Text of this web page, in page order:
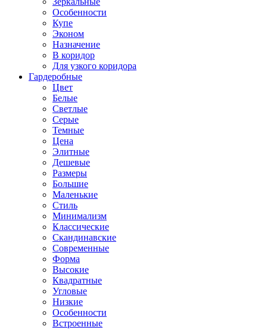
Особенности
Купе
Эконом
Назначение
В коридор
Для узкого коридора
Гардеробные
Цвет
Белые
Светлые
Серые
Темные
Цена
Элитные
Дешевые
Размеры
Большие
Маленькие
Стиль
Минимализм
Классические
Скандинавские
Современные
Форма
Высокие
Квадратные
Угловые
Низкие
Особенности
Встроенные